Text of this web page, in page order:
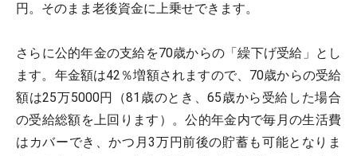
円。そのまま老後資金に上乗せできます。
さらに公的年金の支給を70歳からの「繰下げ受給」とし
ます。年金額は42％増額されますので、70歳からの受給
額は25万5000円（81歳のとき、65歳から受給した場合
の受給総額を上回ります）。公的年金内で毎月の生活費
はカバーでき、かつ月3万円前後の貯蓄も可能となりま